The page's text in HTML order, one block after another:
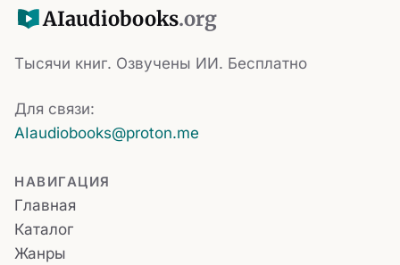
AIaudiobooks.org
Тысячи книг. Озвучены ИИ. Бесплатно
Для связи:
AIaudiobooks@proton.me
НАВИГАЦИЯ
Главная
Каталог
Жанры